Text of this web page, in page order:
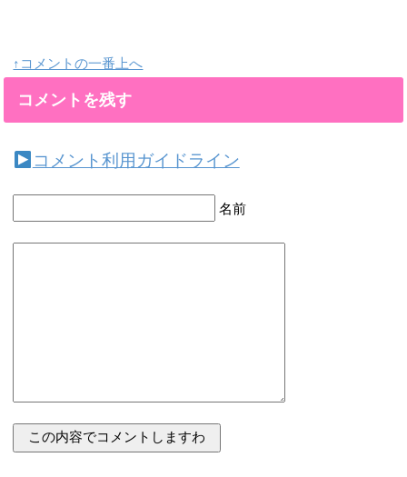
↑コメントの一番上へ
コメントを残す
コメント利用ガイドライン
名前